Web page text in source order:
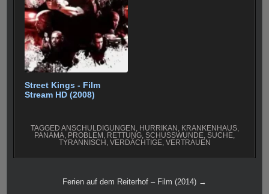
Street Kings - Film
Stream HD (2008)
TAGGED ANSCHULDIGUNGEN , HURRIKAN , KRANKENHAUS,
PANAMA, PROBLEM , RETTUNG, SCHUSSWUNDE, SUCHE,
TYRANNISCH , VERDÄCHTIGE, VERTRAUEN
Beitragsnavigation
Ferien auf dem Reiterhof – Film (2014) →